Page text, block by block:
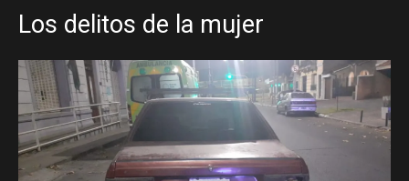
Los delitos de la mujer